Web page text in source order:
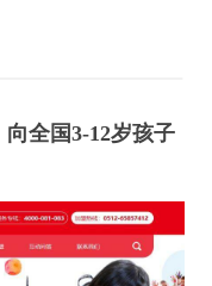
全国3-12岁孩子